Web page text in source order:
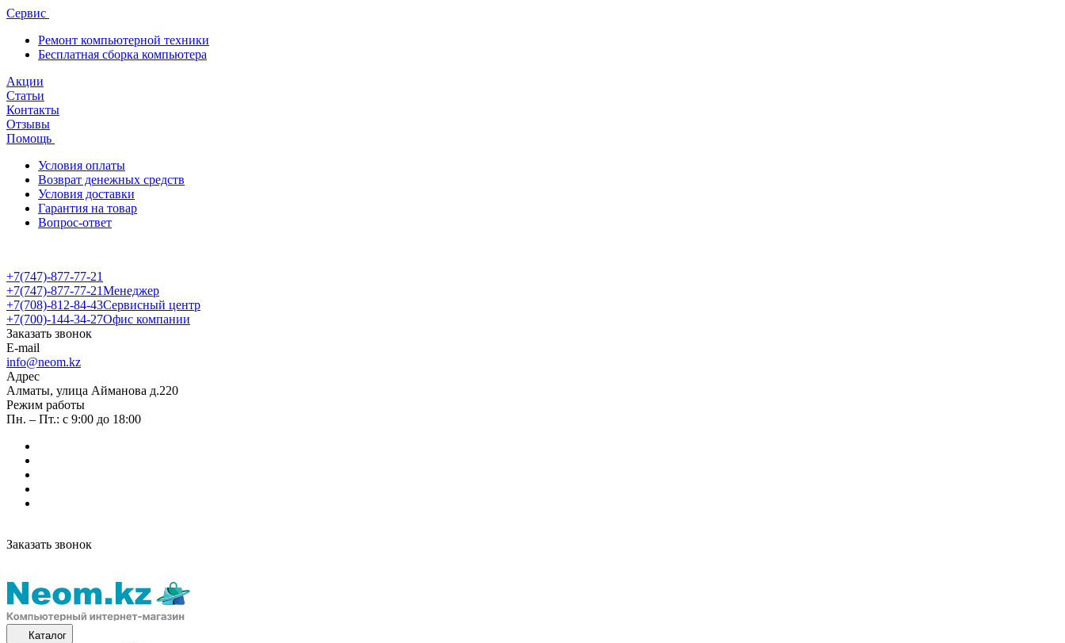
Сервис
Ремонт компьютерной техники
Бесплатная сборка компьютера
Акции
Статьи
Контакты
Отзывы
Помощь
Условия оплаты
Возврат денежных средств
Условия доставки
Гарантия на товар
Вопрос-ответ
+7(747)-877-77-21
+7(747)-877-77-21Менеджер
+7(708)-812-84-43Сервисный центр
+7(700)-144-34-27Офис компании
Заказать звонок
E-mail
info@neom.kz
Адрес
Алматы, улица Айманова д.220
Режим работы
Пн. – Пт.: с 9:00 до 18:00
Заказать звонок
Каталог